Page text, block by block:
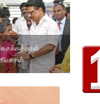
கசக்கத்தான்